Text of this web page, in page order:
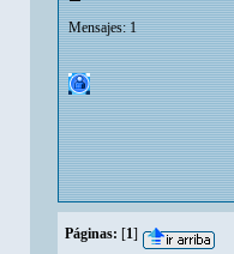
Mensajes: 1
Páginas: [1]